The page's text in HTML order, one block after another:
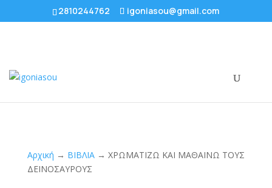
2810244762 igoniasou@gmail.com
Αρχική → ΒΙΒΛΙΑ→ ΧΡΩΜΑΤΙΖΩ ΚΑΙ ΜΑΘΑΙΝΩ ΤΟΥΣ
ΔΕΙΝΟΣΑΥΡΟΥΣ